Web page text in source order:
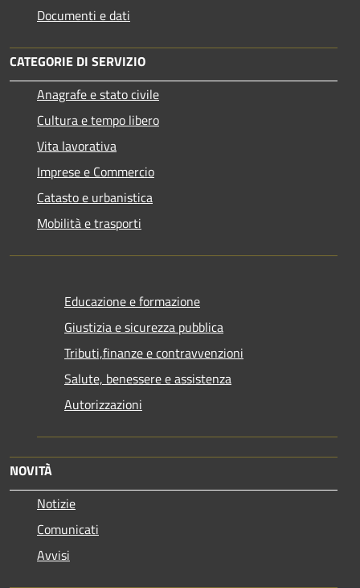
Documenti e dati
CATEGORIE DI SERVIZIO
Anagrafe e stato civile
Cultura e tempo libero
Vita lavorativa
Imprese e Commercio
Catasto e urbanistica
Mobilità e trasporti
Educazione e formazione
Giustizia e sicurezza pubblica
Tributi,finanze e contravvenzioni
Salute, benessere e assistenza
Autorizzazioni
NOVITÀ
Notizie
Comunicati
Avvisi